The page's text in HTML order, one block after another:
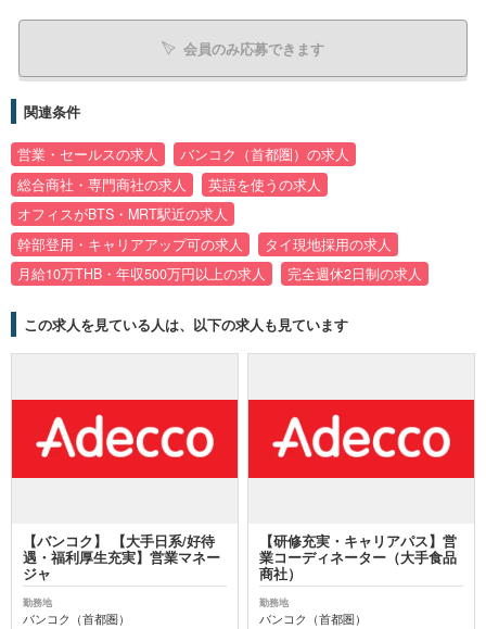
会員のみ応募できます
関連条件
営業・セールスの求人
バンコク（首都圏）の求人
総合商社・専門商社の求人
英語を使うの求人
オフィスがBTS・MRT駅近の求人
幹部登用・キャリアアップ可の求人
タイ現地採用の求人
月給10万THB・年収500万円以上の求人
完全週休2日制の求人
この求人を見ている人は、以下の求人も見ています
【バンコク】 【大手日系/好待
遇・福利厚生充実】営業マネー
ジャ
勤務地
バンコク（首都圏）
【研修充実・キャリアパス】営
業コーディネーター（大手食品
商社）
勤務地
バンコク（首都圏）